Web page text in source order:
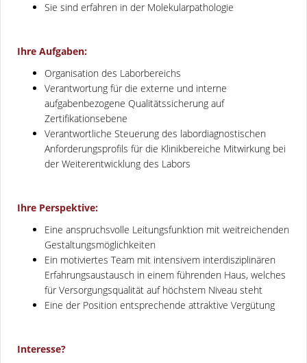
Sie sind erfahren in der Molekularpathologie
Ihre Aufgaben:
Organisation des Laborbereichs
Verantwortung für die externe und interne
aufgabenbezogene Qualitätssicherung auf
Zertifikationsebene
Verantwortliche Steuerung des labordiagnostischen
Anforderungsprofils für die Klinikbereiche Mitwirkung bei
der Weiterentwicklung des Labors
Ihre Perspektive:
Eine anspruchsvolle Leitungsfunktion mit weitreichenden
Gestaltungsmöglichkeiten
Ein motiviertes Team mit intensivem interdisziplinären
Erfahrungsaustausch in einem führenden Haus, welches
für Versorgungsqualität auf höchstem Niveau steht
Eine der Position entsprechende attraktive Vergütung
Interesse?